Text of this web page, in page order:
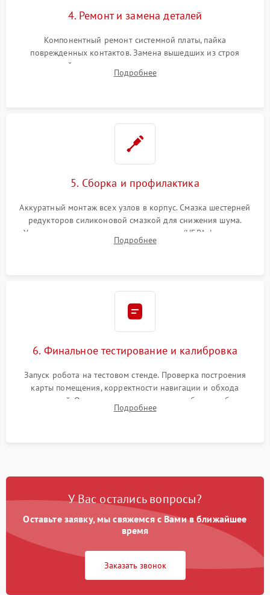
4. Ремонт и замена деталей
Компонентный ремонт системной платы, пайка
поврежденных контактов. Замена вышедших из строя
двигателей, изношенного аккумулятора, неисправного
лидара или помпы подачи воды. Восстановление шлейфов и
Подробнее
5. Сборка и профилактика
Аккуратный монтаж всех узлов в корпус. Смазка шестерней
редукторов силиконовой смазкой для снижения шума.
Установка новых расходных материалов (HEPA-фильтров,
микрофибры, щеток). Надежная фиксация разъемов и
Подробнее
6. Финальное тестирование и калибровка
Запуск робота на тестовом стенде. Проверка построения
карты помещения, корректности навигации и обхода
препятствий. Оценка силы всасывания и работы турбины.
Тестирование автоматического возврата на док-станцию и
Подробнее
У Вас остались вопросы?
Оставьте заявку, мы свяжемся с Вами в ближайшее
время
Заказать звонок